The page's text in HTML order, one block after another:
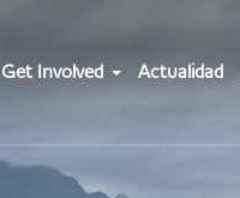
Get Involved Actualidad